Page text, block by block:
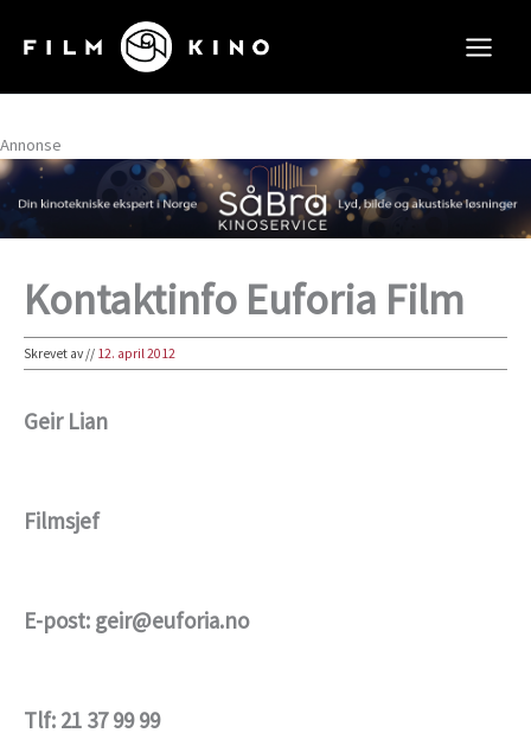
rett
innholdet
Annonse
Kontaktinfo Euforia Film
Skrevet av// 12. april 2012
Geir Lian
Filmsjef
E-post: geir@euforia.no
Tlf: 21 37 99 99